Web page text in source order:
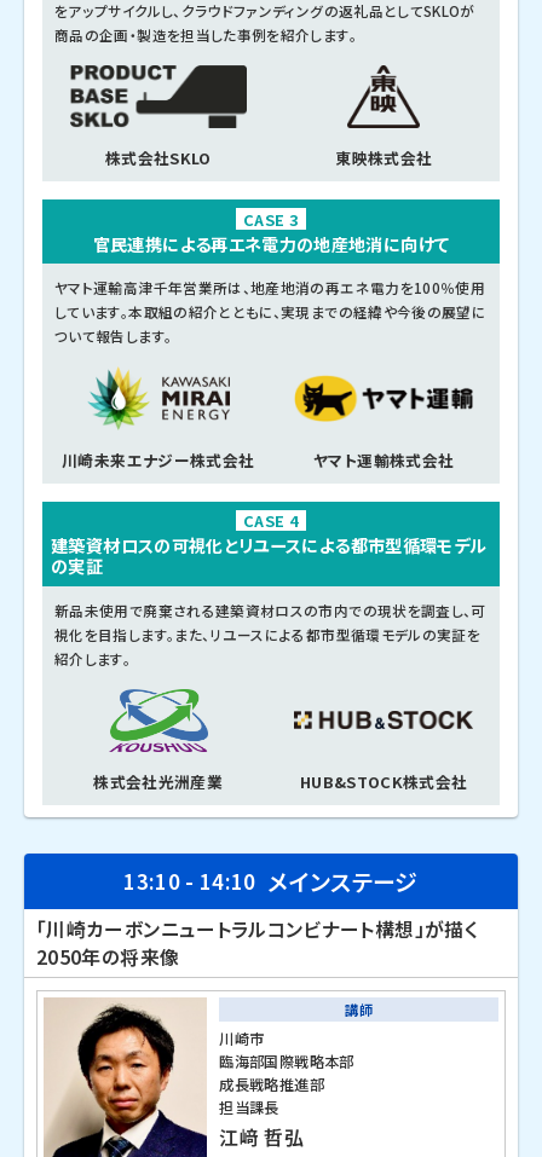
をアップサイクルし、クラウドファンディングの返礼品としてSKLOが
商品の企画・製造を担当した事例を紹介します。
株式会社SKLO 東映株式会社
CASE 3
官民連携による再エネ電力の地産地消に向けて
ヤマト運輸高津千年営業所は、地産地消の再エネ電力を100％使用
しています。本取組の紹介とともに、実現までの経緯や今後の展望に
ついて報告します。
川崎未来エナジー株式会社 ヤマト運輸株式会社
CASE 4
建築資材ロスの可視化とリユースによる都市型循環モデル
の実証
新品未使用で廃棄される建築資材ロスの市内での現状を調査し、可
視化を目指します。また、リユースによる都市型循環モデルの実証を
紹介します。
株式会社光洲産業 HUB&STOCK株式会社
13:10 - 14:10 メインステージ
「川崎カーボンニュートラルコンビナート構想」が描く
2050年の将来像
講師
川崎市
臨海部国際戦略本部
成長戦略推進部
担当課長
江﨑 哲弘